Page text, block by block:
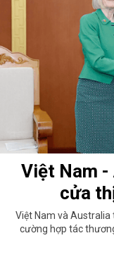
Việt Nam
cửa
Việt Nam và
cường hợp tác